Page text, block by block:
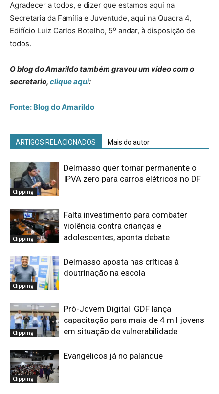
Agradecer a todos, e dizer que estamos aqui na
Secretaria da Família e Juventude, aqui na Quadra 4,
Edifício Luiz Carlos Botelho, 5o andar, à disposição de
todos.
O blog do Amarildo também gravou um vídeo com o
secretario, clique aqui:
Fonte: Blog do Amarildo
ARTIGOS RELACIONADOS Mais do autor
Clipping
Delmasso quer tornar permanente o
IPVA zero para carros elétricos no DF
Clipping
Falta investimento para combater
violência contra crianças e
adolescentes, aponta debate
Clipping
Delmasso aposta nas críticas à
doutrinação na escola
Clipping
Pró-Jovem Digital: GDF lança
capacitação para mais de 4 mil jovens
em situação de vulnerabilidade
Clipping
Evangélicos já no palanque